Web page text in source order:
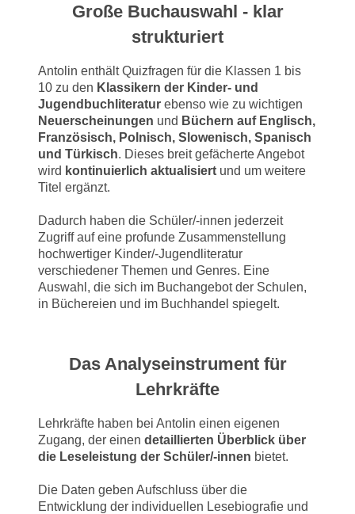
Große Buchauswahl - klar
strukturiert
Antolin enthält Quizfragen für die Klassen 1 bis
10 zu den Klassikern der Kinder- und
Jugendbuchliteratur ebenso wie zu wichtigen
Neuerscheinungen und Büchern auf Englisch,
Französisch, Polnisch, Slowenisch, Spanisch
und Türkisch. Dieses breit gefächerte Angebot
wird kontinuierlich aktualisiert und um weitere
Titel ergänzt.
Dadurch haben die Schüler/-innen jederzeit
Zugriff auf eine profunde Zusammenstellung
hochwertiger Kinder/-Jugendliteratur
verschiedener Themen und Genres. Eine
Auswahl, die sich im Buchangebot der Schulen,
in Büchereien und im Buchhandel spiegelt.
Das Analyseinstrument für
Lehrkräfte
Lehrkräfte haben bei Antolin einen eigenen
Zugang, der einen detaillierten Überblick über
die Leseleistung der Schüler/-innen bietet.
Die Daten geben Aufschluss über die
Entwicklung der individuellen Lesebiografie und